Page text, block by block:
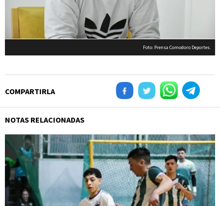
Foto: Prensa Comodoro Deportes.
COMPARTIRLA
NOTAS RELACIONADAS